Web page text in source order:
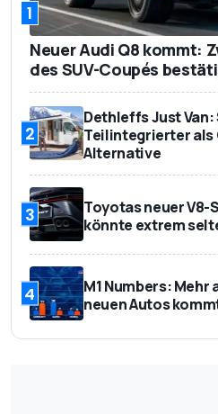
1
Neuer Audi Q8 kommt:
des SUV-Coupés
2
Dethleffs Just
Teilintegrierter als
Alternative
3
Toyotas neuer
könnte extrem
4
M1 Numbers: Mehr
neuen Autos